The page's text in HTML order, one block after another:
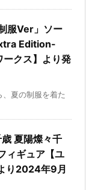
服Ver」ソー
Edition-
クス】より発
夏の制服を着た
夏陽燦々千
ィギュア【ユ
り2024年9月